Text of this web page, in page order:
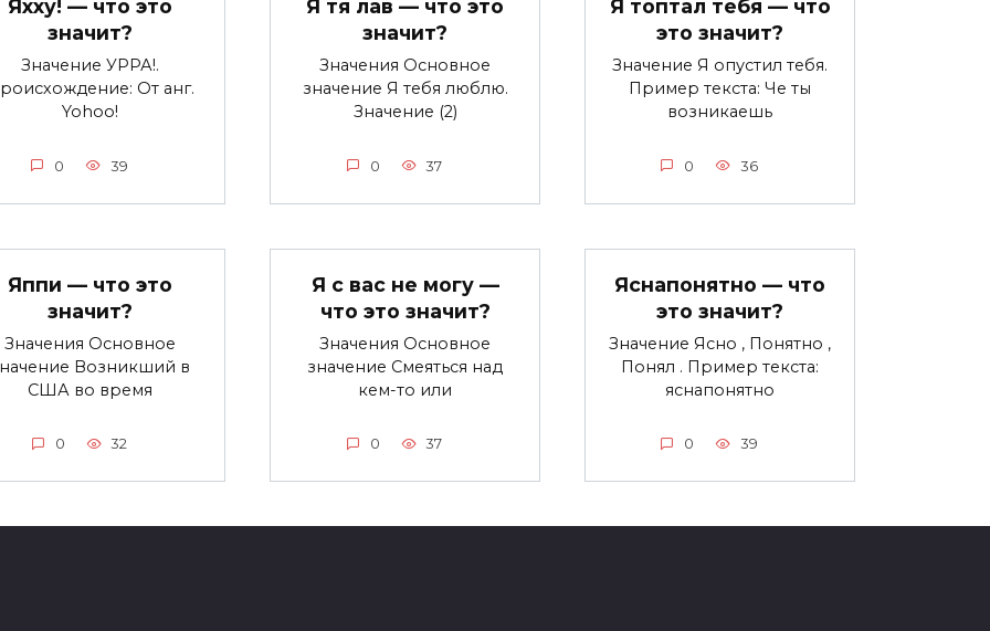
Яхху! — что это
значит?
Значение УРРА!.
От анг.
Yohoo!
0 39
Я тя лав — что это
значит?
Значения Основное
значение Я тебя люблю.
Значение (2)
0 37
Я топтал тебя — что
это значит?
Значение Я опустил тебя.
Пример текста: Че ты
возникаешь
0 36
Яппи — что это
значит?
Значения Основное
Возникший в
США во время
0 32
Я с вас не могу —
что это значит?
Значения Основное
значение Смеяться над
кем-то или
0 37
Яснапонятно — что
это значит?
Значение Ясно , Понятно ,
Понял . Пример текста:
яснапонятно
0 39